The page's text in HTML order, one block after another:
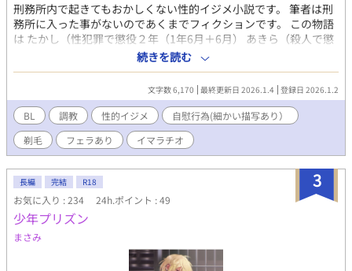
刑務所内で起きてもおかしくない性的イジメ小説です。 筆者は刑
務所に入った事がないのであくまでフィクションです。 この物語
は たかし（性犯罪で懲役２年（1年6月＋6月） あきら（殺人で懲
役15年） ゆずる（脅迫で2年6月） けんた（窃盗で１年） 佐藤
（看守） で構成されています。 ＢＬ、性犯罪、性的イジメ要素が
続きを読む
文字数 6,170 最終更新日 2026.1.4 登録日 2026.1.2
BL 調教 性的イジメ
自慰行為(細かい描写あり）
剃毛
フェラあり イマラチオ
3
長編 完結 R18
お気に入り : 234 24h.ポイント : 49
少年プリズン
まさみ